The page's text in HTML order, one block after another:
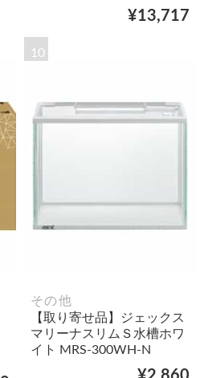
¥13,717
10
その他
【取り寄せ品】ジェックス
マリーナスリムＳ水槽ホワ
イト MRS-300WH-N